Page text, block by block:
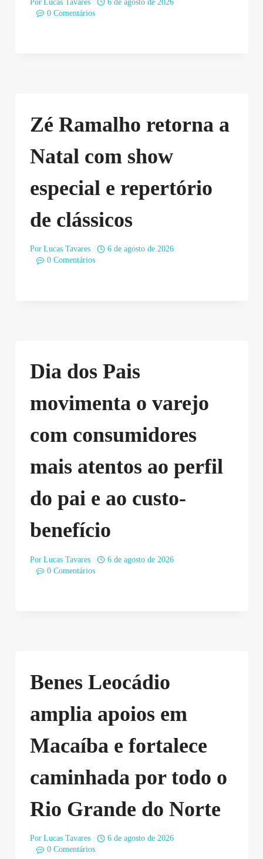
Por Lucas Tavares
6 de agosto de 2026
0 Comentários
Zé Ramalho retorna a
Natal com show
especial e repertório
de clássicos
Por Lucas Tavares
6 de agosto de 2026
0 Comentários
Dia dos Pais
movimenta o varejo
com consumidores
mais atentos ao perfil
do pai e ao custo-
benefício
Por Lucas Tavares
6 de agosto de 2026
0 Comentários
Benes Leocádio
amplia apoios em
Macaíba e fortalece
caminhada por todo o
Rio Grande do Norte
Por Lucas Tavares
6 de agosto de 2026
0 Comentários